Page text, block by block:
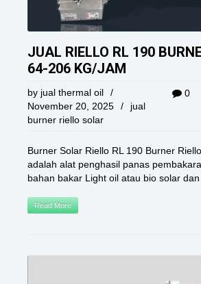
JUAL RIELLO RL 190
64-206 KG/JAM
0
by jual thermal oil
/
November 20, 2025
/
jual
burner riello solar
Burner Solar Riello RL 190 Burner
adalah alat penghasil panas
bahan bakar Light oil atau bio solar dan
Read More